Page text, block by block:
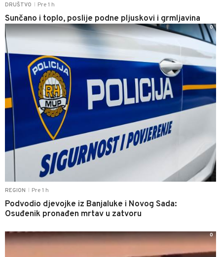
DRUŠTVO Pre 1 h
Sunčano i toplo, poslije podne pljuskovi i grmljavina
REGION Pre 1 h
Podvodio djevojke iz Banjaluke i Novog Sada:
Osuđenik pronađen mrtav u zatvoru
0
0